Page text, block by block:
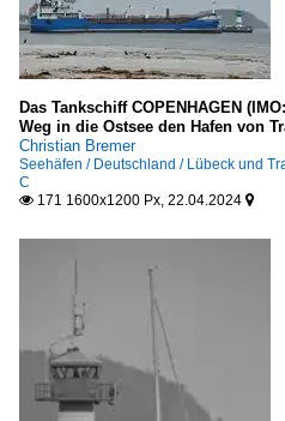
Das Tankschiff COPENHAGEN
Weg in die Ostsee den Hafen von
Christian Bremer
Seehäfen / Deutschland / Lübeck und
C
 171 1600x1200 Px, 22.04.2024 